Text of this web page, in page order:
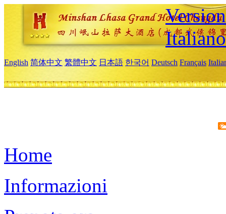
Italiano
English 简体中文 繁體中文 日本語 한국어 Deutsch Français
Home
Informazioni